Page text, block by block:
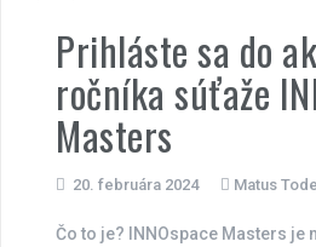
Prihláste sa do
ročníka súťaže
Masters
20. februára 2024 Matus
Čo to je? INNOspace Masters